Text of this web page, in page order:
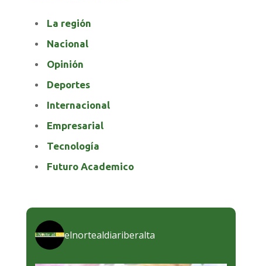
La región
Nacional
Opinión
Deportes
Internacional
Empresarial
Tecnología
Futuro Academico
elnortealdiariberalta